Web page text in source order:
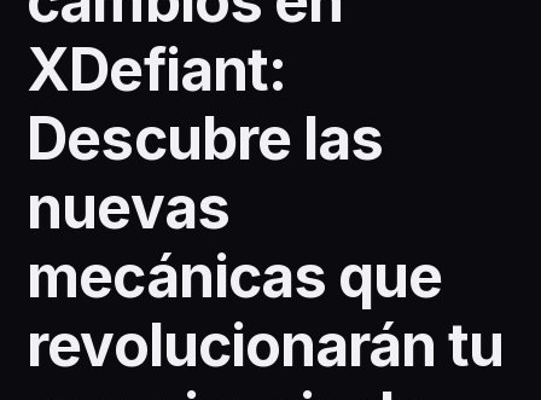
XDefiant:
Descubre las
nuevas
mecánicas que
revolucionarán tu